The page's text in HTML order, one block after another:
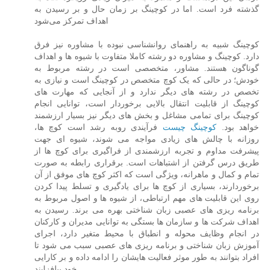
گذشته فرد است. اما در کوچینگ بر زمان حال و بر رسیدن به
اهداف تمرکز می‌شود
کوچینگ شبیه به راهنمای روانشناسی نبوده با مشاوره نیز فرق
دارد. کوچینگ و مشاوره دو رشته کاملا متفاوت با شیوه ها و اهداف
گوناگون هستند. مشاور، متخصصی است در رشته مربوط به
خودش؛ در حالی که یک کوچ متخصص در کوچینگ است و نیازی به
تخصص در رشته های دیگر ندارد و از آنجایی که مهارت های
کوچینگ از قابلیت انتقال بالایی برخوردار است، توانایی انجام
کوچینگ برای تمامی مشاغل و بخش های دیگر نیز بسیار ارزشمند
خواهد بود. کوچینگ چیست فرآیندی روبه رشد است کوچ ها،
روزانه با چالش های زیادی مواجه می شوند، شیوه ای جهت
پیشرفت مداوم و تجربه ارزشمندی از فراگیری برای کوچ ها از
طریق درس گرفتن از اشتباهات است. برقراری رابطه به صورت
تمام و کمال و ماهرانه، ویژگی است که اکثر کوچ های موفق از آن
برخوردارند، بسیاری از کوچ ها برای یادگیری و تسلط پیدا کردن
روی این قابلیت های مهم ارتباطی، از شیوه ها و اصول مربوط به
برنامه ریزی های عصبی زبان شناختی بهره می برند. رسیدن به
اهداف شرکت ها و سازمان ها بستگی به توانایی مدیران و کارکنان
در انجام وظایف محوله و انطباق با محیط متغیر دارد، اجرای
آموزش زبان شناختی و برنامه ریزی های عصبی سبب می شود تا
افراد بتوانند به طور موثر فعالیت هایشان را ادامه داده و بر کارایی